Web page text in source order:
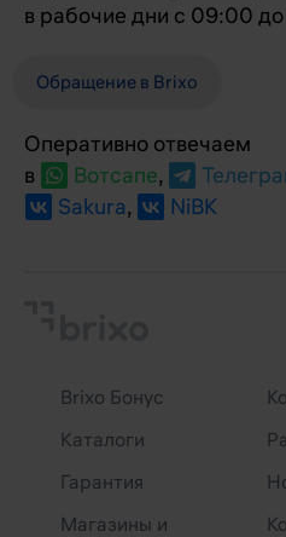
в рабочие дни с 09:00
Обращение в Brixo
Оперативно отвечаем
в
Вотсапе,
Sakura, NiBK
Brixo Бонус
Каталоги
Гарантия
Магазины и